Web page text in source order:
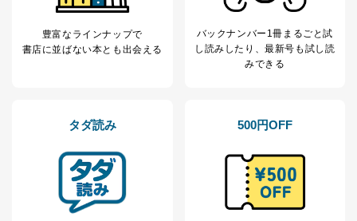
豊富なラインナップで
書店に並ばない本とも出会える
バックナンバー1冊まるごと試
し読み したり、最新号も試し読
みできる
タダ読み 500円OFF